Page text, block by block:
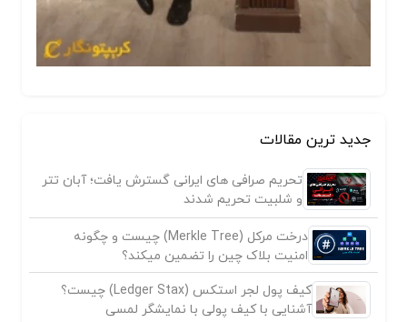
جدید ترین مقالات
تحریم صرافی های ایرانی گسترش یافت؛ آبان تتر
و شلبیت تحریم شدند
درخت مرکل (Merkle Tree) چیست و چگونه
امنیت بلاک چین را تضمین میکند؟
کیف پول لجر استکس (Ledger Stax) چیست؟
آشنایی با کیف پولی با نمایشگر لمسی